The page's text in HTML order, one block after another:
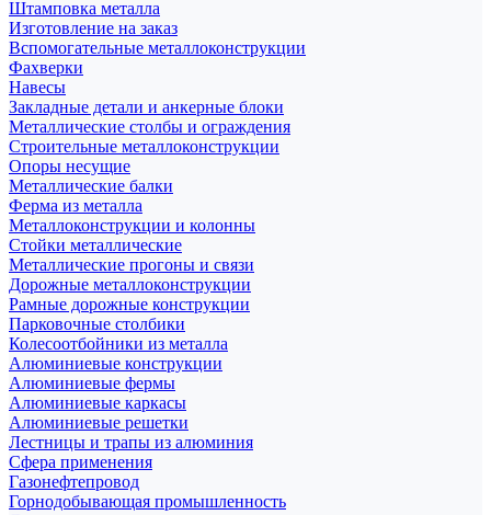
Штамповка металла
Изготовление на заказ
Вспомогательные металлоконструкции
Фахверки
Навесы
Закладные детали и анкерные блоки
Металлические столбы и ограждения
Строительные металлоконструкции
Опоры несущие
Металлические балки
Ферма из металла
Металлоконструкции и колонны
Стойки металлические
Металлические прогоны и связи
Дорожные металлоконструкции
Рамные дорожные конструкции
Парковочные столбики
Колесоотбойники из металла
Алюминиевые конструкции
Алюминиевые фермы
Алюминиевые каркасы
Алюминиевые решетки
Лестницы и трапы из алюминия
Сфера применения
Газонефтепровод
Горнодобывающая промышленность